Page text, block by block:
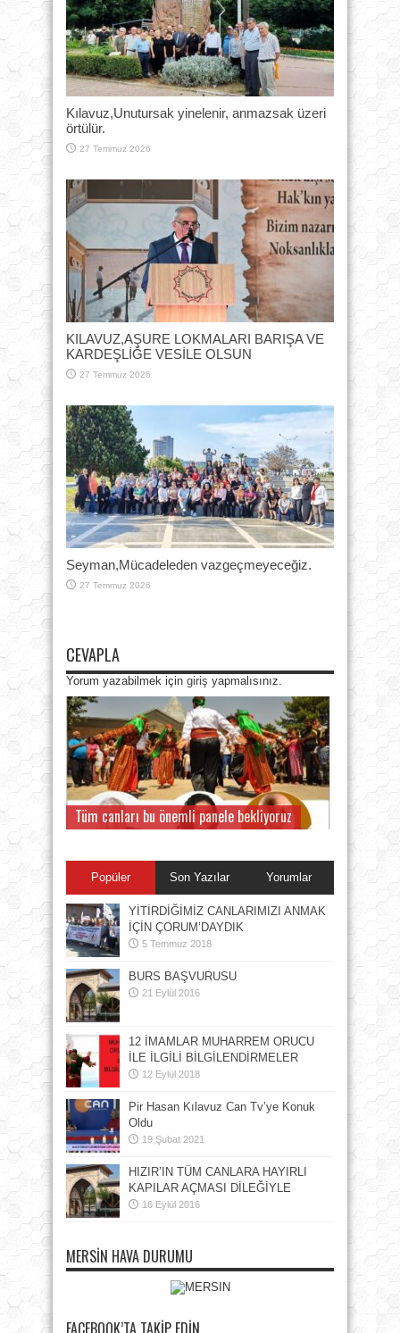
Kılavuz,Unutursak yinelenir, anmazsak üzeri
örtülür.
27 Temmuz 2026
KILAVUZ,AŞURE LOKMALARI BARIŞA VE
KARDEŞLİĞE VESİLE OLSUN
27 Temmuz 2026
Seyman,Mücadeleden vazgeçmeyeceğiz.
27 Temmuz 2026
CEVAPLA
Yorum yazabilmek için giriş yapmalısınız.
Tüm canları bu önemli panele bekliyoruz
Popüler Son Yazılar Yorumlar
YİTİRDİĞİMİZ CANLARIMIZI ANMAK
İÇİN ÇORUM’DAYDIK
5 Temmuz 2018
BURS BAŞVURUSU
21 Eylül 2016
12 İMAMLAR MUHARREM ORUCU
İLE İLGİLİ BİLGİLENDİRMELER
12 Eylül 2018
Pir Hasan Kılavuz Can Tv’ye Konuk
Oldu
19 Şubat 2021
HIZIR’IN TÜM CANLARA HAYIRLI
KAPILAR AÇMASI DİLEĞİYLE
16 Eylül 2016
MERSIN HAVA DURUMU
FACEBOOK’TA TAKIP EDIN